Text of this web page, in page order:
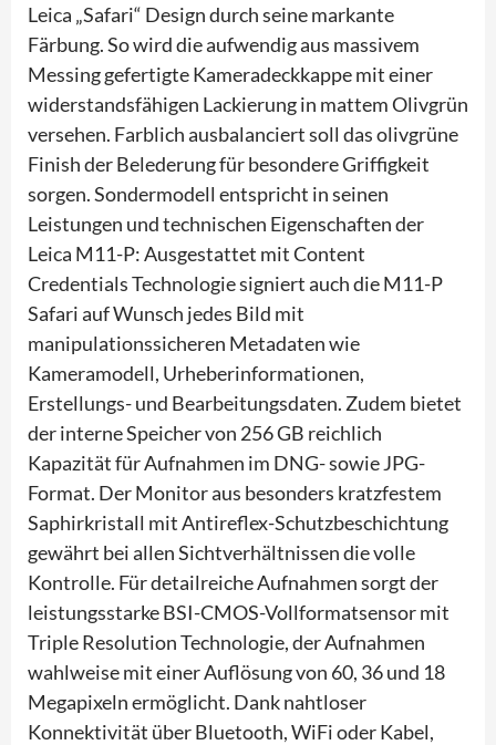
Leica „Safari“ Design durch seine markante
Färbung. So wird die aufwendig aus massivem
Messing gefertigte Kameradeckkappe mit einer
widerstandsfähigen Lackierung in mattem Olivgrün
versehen. Farblich ausbalanciert soll das olivgrüne
Finish der Belederung für besondere Griffigkeit
sorgen. Sondermodell entspricht in seinen
Leistungen und technischen Eigenschaften der
Leica M11-P: Ausgestattet mit Content
Credentials Technologie signiert auch die M11-P
Safari auf Wunsch jedes Bild mit
manipulationssicheren Metadaten wie
Kameramodell, Urheberinformationen,
Erstellungs- und Bearbeitungsdaten. Zudem bietet
der interne Speicher von 256 GB reichlich
Kapazität für Aufnahmen im DNG- sowie JPG-
Format. Der Monitor aus besonders kratzfestem
Saphirkristall mit Antireflex-Schutzbeschichtung
gewährt bei allen Sichtverhältnissen die volle
Kontrolle. Für detailreiche Aufnahmen sorgt der
leistungsstarke BSI-CMOS-Vollformatsensor mit
Triple Resolution Technologie, der Aufnahmen
wahlweise mit einer Auflösung von 60, 36 und 18
Megapixeln ermöglicht. Dank nahtloser
Konnektivität über Bluetooth, WiFi oder Kabel,